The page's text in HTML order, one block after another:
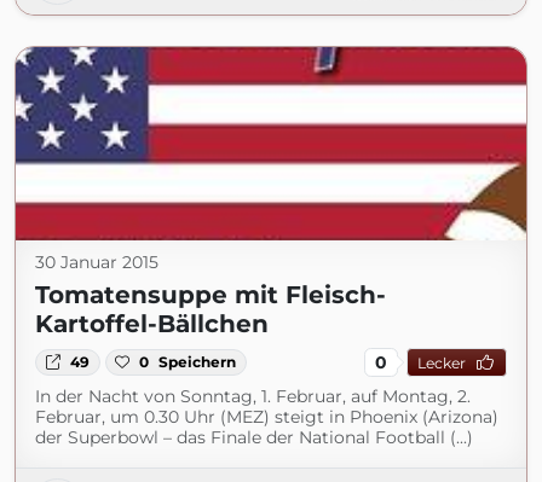
30 Januar 2015
Tomatensuppe mit Fleisch-
Kartoffel-Bällchen
49 0 Speichern 0 Lecker
In der Nacht von Sonntag, 1. Februar, auf Montag, 2.
Februar, um 0.30 Uhr (MEZ) steigt in Phoenix (Arizona)
der Superbowl – das Finale der National Football (...)